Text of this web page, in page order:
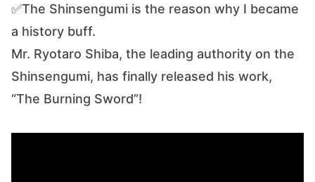
✅The Shinsengumi is the reason why I became
a history buff.
Mr. Ryotaro Shiba, the leading authority on the
Shinsengumi, has finally released his work,
“The Burning Sword”!